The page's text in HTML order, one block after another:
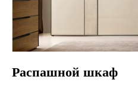
Распашной шкаф